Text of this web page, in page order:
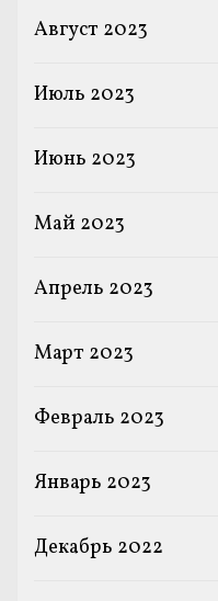
Август 2023
Июль 2023
Июнь 2023
Май 2023
Апрель 2023
Март 2023
Февраль 2023
Январь 2023
Декабрь 2022